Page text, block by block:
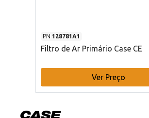
PN 128781A1
Filtro de Ar Primário Case CE
Ver Preço